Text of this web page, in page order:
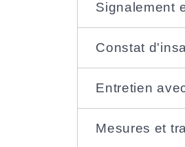
Signalement
Constat
Entretien
Mesures et